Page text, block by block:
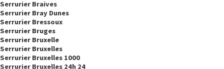
Serrurier Braives
Serrurier Bray Dunes
Serrurier Bressoux
Serrurier Bruges
Serrurier Bruxelle
Serrurier Bruxelles
Serrurier Bruxelles 1000
Serrurier Bruxelles 24h 24